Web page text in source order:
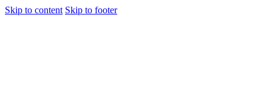
Skip to content Skip to footer